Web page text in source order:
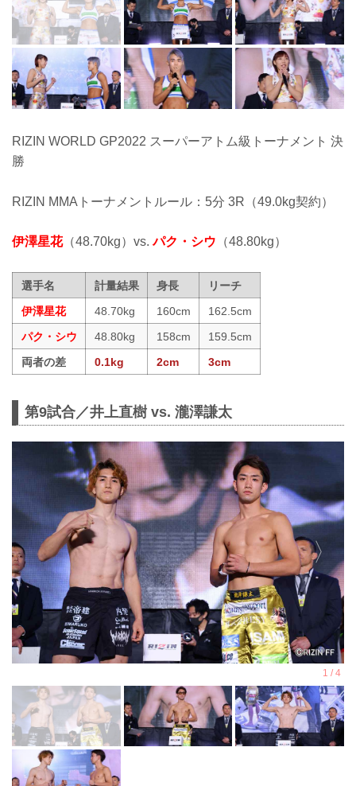
RIZIN WORLD GP2022 スーパーアトム級トーナメント 決
勝
RIZIN MMAトーナメントルール：5分 3R（49.0kg契約）
伊澤星花（48.70kg）vs.パク・シウ （48.80kg）
選手名 計量結果 身長
リーチ
伊澤星花
48.70kg 160cm
162.5cm
パク・シウ
48.80kg 158cm
159.5cm
両者の差
0.1kg 2cm 3cm
第9試合／井上直樹 vs. 瀧澤謙太